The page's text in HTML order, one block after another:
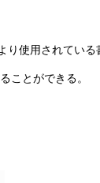
り使用されてい
ことができる。